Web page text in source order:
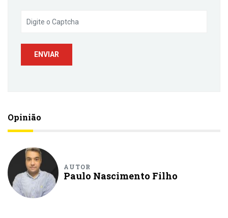
Opinião
AUTOR
Paulo Nascimento Filho